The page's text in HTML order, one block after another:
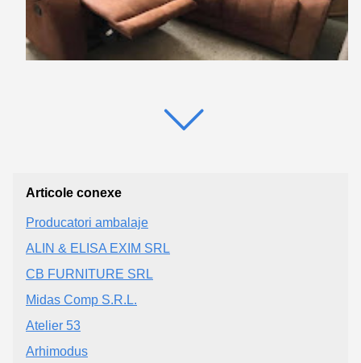
Articole conexe
Producatori ambalaje
ALIN & ELISA EXIM SRL
CB FURNITURE SRL
Midas Comp S.R.L.
Atelier 53
Arhimodus